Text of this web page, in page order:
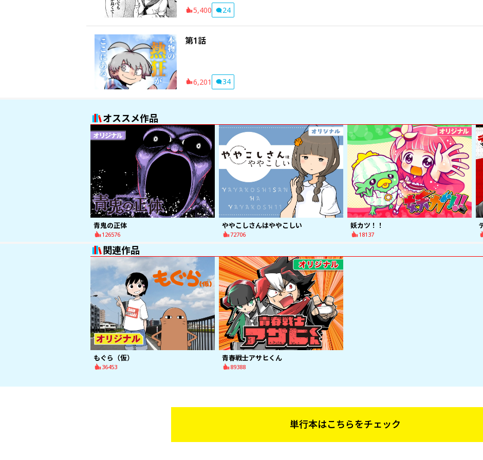
5,400 24
第1話
6,201 34
オススメ作品
青鬼の正体
126576
ややこしさんはややこしい
72706
妖カツ！！
18137
関連作品
もぐら（仮）
36453
青春戦士アサヒくん
89388
単行本はこちらをチェック